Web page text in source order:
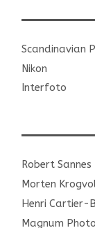
Scandinavian
Nikon
Interfoto
Robert Sannes
Morten
Henri Cartier-
Magnum